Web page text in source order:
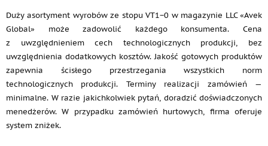
Duży asortyment wyrobów ze stopu VT1−0 w magazynie LLC «Avek
Global» może zadowolić każdego konsumenta. Cena
z uwzględnieniem cech technologicznych produkcji, bez
uwzględnienia dodatkowych kosztów. Jakość gotowych produktów
zapewnia ścisłego przestrzegania wszystkich norm
technologicznych produkcji. Terminy realizacji zamówień —
minimalne. W razie jakichkolwiek pytań, doradzić doświadczonych
menedżerów. W przypadku zamówień hurtowych, firma oferuje
system zniżek.